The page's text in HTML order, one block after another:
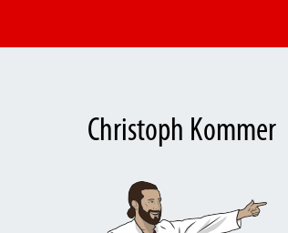
Christoph Kommer